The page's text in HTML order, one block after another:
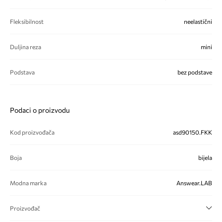
Fleksibilnost neelastični
Duljina reza mini
Podstava bez podstave
Podaci o proizvodu
Kod proizvođača asd90150.FKK
Boja bijela
Modna marka Answear.LAB
Proizvođač